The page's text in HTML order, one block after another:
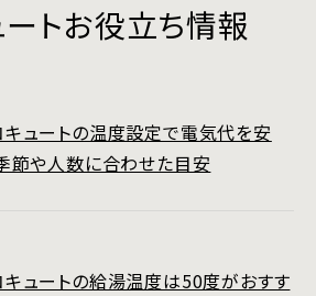
トお役立ち情報
キュートの温度設定で電気代を安
季節や人数に合わせた目安
キュートの給湯温度は50度がおすす